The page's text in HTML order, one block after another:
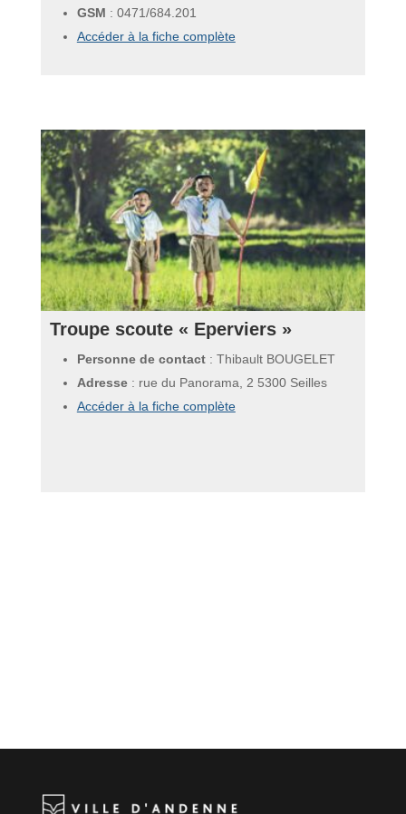
GSM : 0471/684.201
Accéder à la fiche complète
Troupe scoute « Eperviers »
Personne de contact: Thibault BOUGELET
Adresse: rue du Panorama, 2 5300 Seilles
Accéder à la fiche complète